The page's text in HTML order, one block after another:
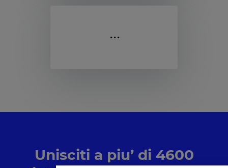
Unisciti a piu’ di 4600